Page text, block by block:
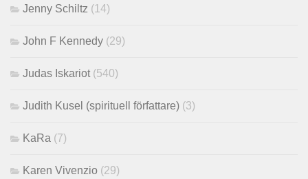
Jenny Schiltz (14)
John F Kennedy (29)
Judas Iskariot (540)
Judith Kusel (spirituell författare) (3)
KaRa (7)
Karen Vivenzio (29)